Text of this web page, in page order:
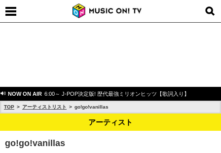
NOW ON AIR 6:00～ J-POP決定版! 歴代最強ミリオンヒッツ【歌詞入り】
TOP アーティストリスト go!go!vanillas
アーティスト
go!go!vanillas